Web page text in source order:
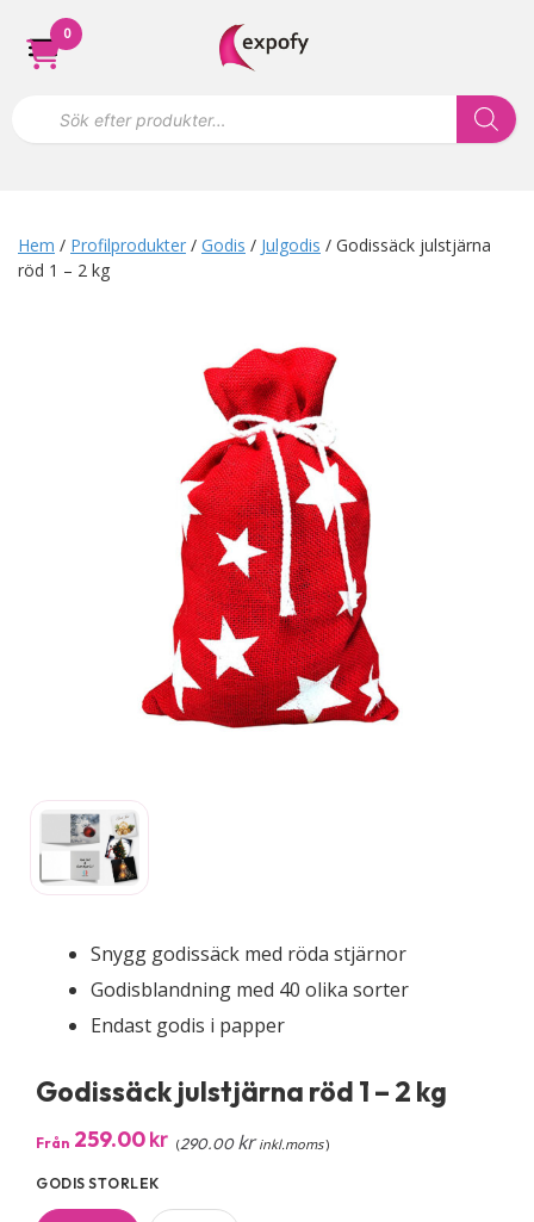
Hoppa
innehåll
s
ö
k
0
Hem / Profilprodukter / Godis / Julgodis / Godissäck julstjärna
röd 1 – 2 kg
Snygg godissäck med röda stjärnor
Godisblandning med 40 olika sorter
Endast godis i papper
Godissäck julstjärna röd 1 – 2 kg
Från 259.00kr (290.00kr inkl.moms)
GODIS STORLEK